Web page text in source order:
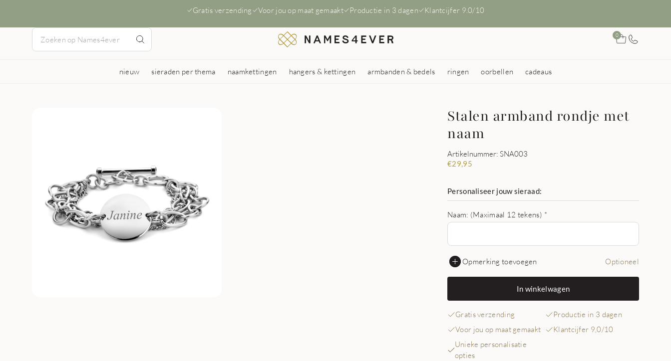
Gratis verzending Voor jou op maat gemaakt Productie in 3 dagen Klantcijfer 9.0/10
0
nieuw sieraden per thema naamkettingen hangers & kettingen armbanden & bedels ringen oorbellen cadeaus
Stalen armband rondje met
naam
Artikelnummer: SNA003
€29,95
Personaliseer jouw sieraad:
Naam: (Maximaal 12 tekens) *
Opmerking toevoegen Optioneel
In winkelwagen
Gratis verzending
Productie in 3 dagen
Voor jou op maat gemaakt
Klantcijfer 9,0/10
Unieke personalisatie
opties